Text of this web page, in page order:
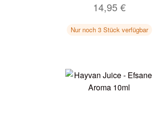
14,95 €
Nur noch 3 Stück verfügbar